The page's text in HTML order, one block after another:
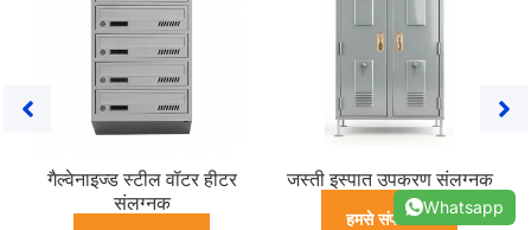
गैल्वेनाइज्ड स्टील वॉटर हीटर
संलग्नक
जस्ती इस्पात उपकरण संलग्नक
हमसे संपर्क करें
Whatsapp